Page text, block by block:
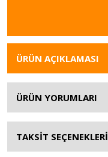
ÜRÜN AÇIKLAMASI
ÜRÜN YORUMLARI
TAKSİT SEÇENEKLERİ